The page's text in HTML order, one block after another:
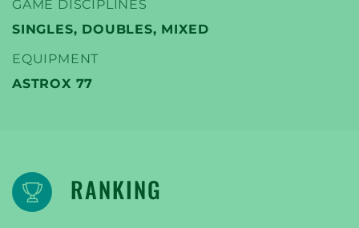
GAME DISCIPLINES
SINGLES, DOUBLES, MIXED
EQUIPMENT
ASTROX 77
RANKING